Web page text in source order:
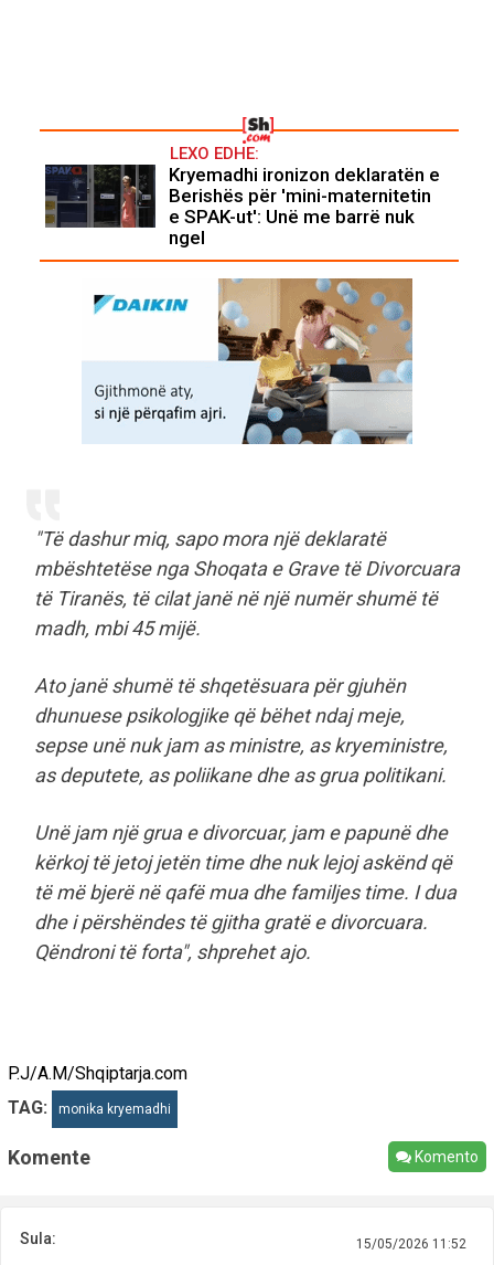
LEXO EDHE:
Kryemadhi ironizon deklaratën e
Berishës për 'mini-maternitetin
e SPAK-ut': Unë me barrë nuk
ngel
"Të dashur miq, sapo mora një deklaratë
mbështetëse nga Shoqata e Grave të Divorcuara
të Tiranës, të cilat janë në një numër shumë të
madh, mbi 45 mijë.
Ato janë shumë të shqetësuara për gjuhën
dhunuese psikologjike që bëhet ndaj meje,
sepse unë nuk jam as ministre, as kryeministre,
as deputete, as poliikane dhe as grua politikani.
Unë jam një grua e divorcuar, jam e papunë dhe
kërkoj të jetoj jetën time dhe nuk lejoj askënd që
të më bjerë në qafë mua dhe familjes time. I dua
dhe i përshëndes të gjitha gratë e divorcuara.
Qëndroni të forta", shprehet ajo.
P.J/A.M/Shqiptarja.com
TAG:
monika kryemadhi
Komente Komento
Sula: 15/05/2026 11:52